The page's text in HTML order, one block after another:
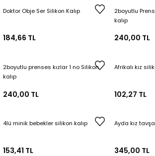
Doktor Obje Ser Silikon Kalıp
184,66 TL
2boyutlu
kalıp
240,00 TL
2boyutlu prenses kızlar 1 no Silikon
kalıp
240,00 TL
Afrikalı kız
102,27 TL
4lü minik bebekler silikon kalıp
153,41 TL
Ayda kız
345,00 TL